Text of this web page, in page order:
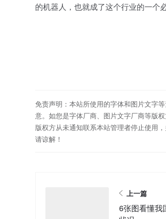
的机器人，也就成了这个行业的一个
免责声明：本站所使用的字体和图片文字
意。如您是字体厂商、图片文字厂商等版
版权方从未通知联系本站管理者停止使用
请谅解！
上一篇
6张图看懂我